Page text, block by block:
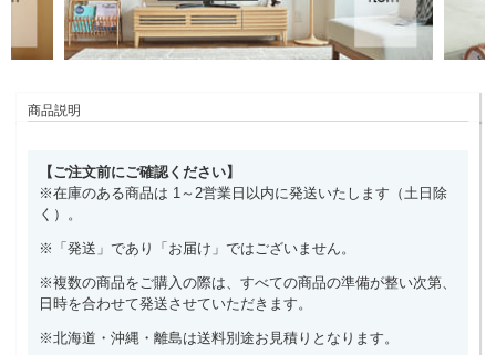
商品説明
【ご注文前にご確認ください】
※在庫のある商品は 1～2営業日以内に発送いたします（土日除
く）。
※「発送」であり「お届け」ではございません。
※複数の商品をご購入の際は、すべての商品の準備が整い次第、
日時を合わせて発送させていただきます。
※北海道・沖縄・離島は送料別途お見積りとなります。